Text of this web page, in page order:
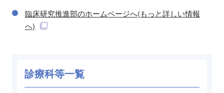
臨床研究推進部のホームページへ(もっと詳しい情報
へ)
診療科等一覧